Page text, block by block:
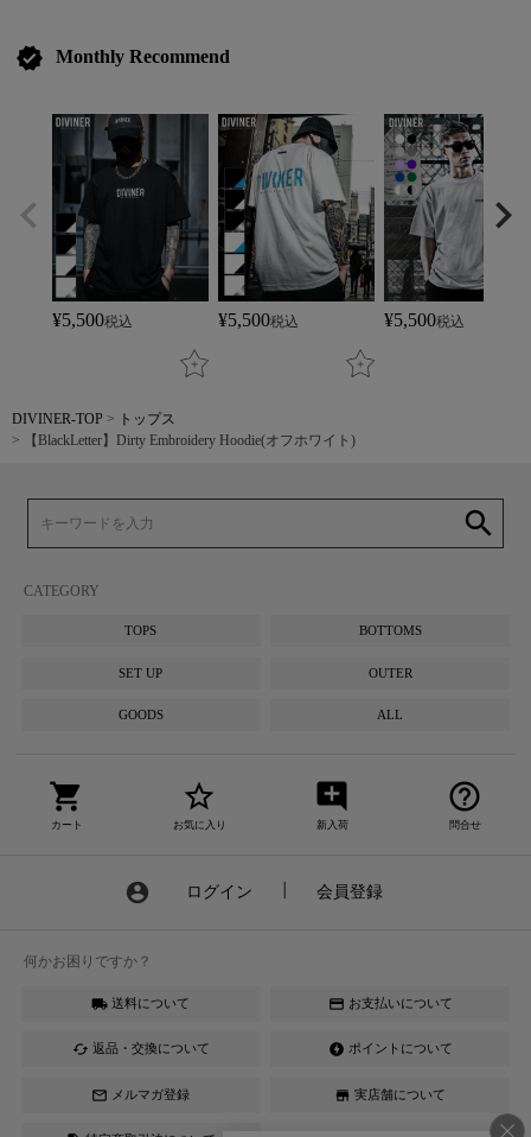
verified Monthly Recommend
¥5,500税込 ¥5,500税込 ¥5,500税込
DIVINER-TOP
トップス
【BlackLetter】Dirty Embroidery Hoodie(オフホワイト)
search
CATEGORY
TOPS BOTTOMS
SET UP OUTER
GOODS ALL
shopping_cart
カート
star_border
お気に入り
add_comment
新入荷
help_outline
問合せ
account_circle ログイン 会員登録
何かお困りですか？
local_shipping 送料について credit_card お支払いについて
cached 返品・交換について offline_bolt ポイントについて
mail_outline メルマガ登録 store 実店舗について